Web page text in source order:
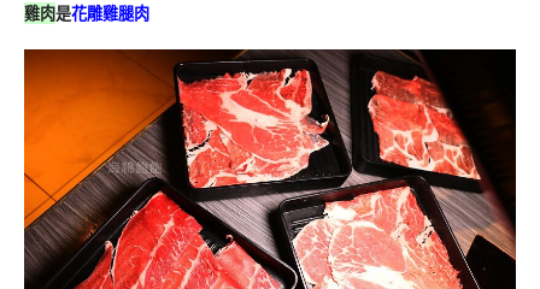
雞肉是花雕雞腿肉